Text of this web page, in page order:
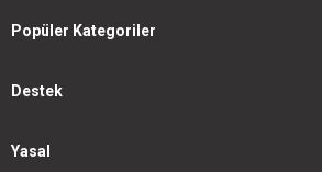
Popüler Kategoriler
Destek
Yasal